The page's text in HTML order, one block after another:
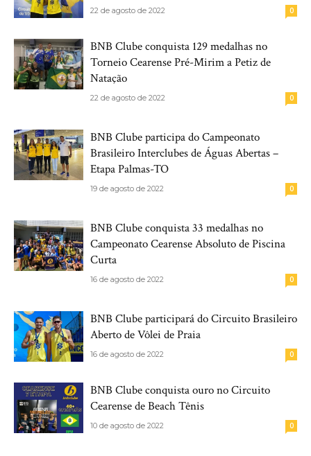
22 de agosto de 2022 0
BNB Clube conquista 129 medalhas no
Torneio Cearense Pré-Mirim a Petiz de
Natação
22 de agosto de 2022 0
BNB Clube participa do Campeonato
Brasileiro Interclubes de Águas Abertas –
Etapa Palmas-TO
19 de agosto de 2022 0
BNB Clube conquista 33 medalhas no
Campeonato Cearense Absoluto de Piscina
Curta
16 de agosto de 2022 0
BNB Clube participará do Circuito Brasileiro
Aberto de Vôlei de Praia
16 de agosto de 2022 0
BNB Clube conquista ouro no Circuito
Cearense de Beach Tênis
10 de agosto de 2022 0